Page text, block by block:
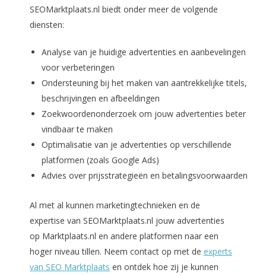
SEOMarktplaats.nl biedt onder meer de volgende
diensten:
Analyse van je huidige advertenties en aanbevelingen
voor verbeteringen
Ondersteuning bij het maken van aantrekkelijke titels,
beschrijvingen en afbeeldingen
Zoekwoordenonderzoek om jouw advertenties beter
vindbaar te maken
Optimalisatie van je advertenties op verschillende
platformen (zoals Google Ads)
Advies over prijsstrategieën en betalingsvoorwaarden
Al met al kunnen marketingtechnieken en de
expertise van SEOMarktplaats.nl jouw advertenties
op Marktplaats.nl en andere platformen naar een
hoger niveau tillen. Neem contact op met de experts
van SEO Marktplaats en ontdek hoe zij je kunnen